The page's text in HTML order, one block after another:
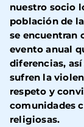
nuestro socio
población de
se encuentran
evento anual
diferencias,
sufren la
respeto y
comunidades
religiosas.